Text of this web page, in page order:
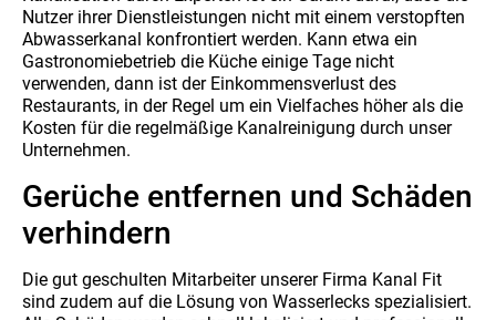
Nutzer ihrer Dienstleistungen nicht mit einem verstopften
Abwasserkanal konfrontiert werden. Kann etwa ein
Gastronomiebetrieb die Küche einige Tage nicht
verwenden, dann ist der Einkommensverlust des
Restaurants, in der Regel um ein Vielfaches höher als die
Kosten für die regelmäßige Kanalreinigung durch unser
Unternehmen.
Gerüche entfernen und Schäden
verhindern
Die gut geschulten Mitarbeiter unserer Firma Kanal Fit
sind zudem auf die Lösung von Wasserlecks spezialisiert.